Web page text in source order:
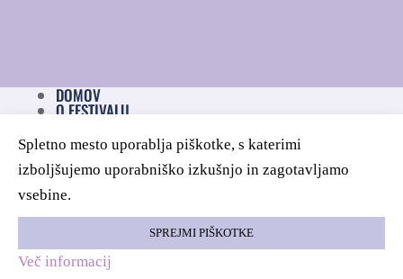
Spletno mesto uporablja piškotke, s katerimi
izboljšujemo uporabniško izkušnjo in zagotavljamo
vsebine.
SPREJMI PIŠKOTKE
Več informacij
DOMOV
O FESTIVALU
ZASEBNOST
PIŠKOTKI
IZJAVA O DOSTOPNOSTI
KONTAKT
,vzdrževanje spletne strani